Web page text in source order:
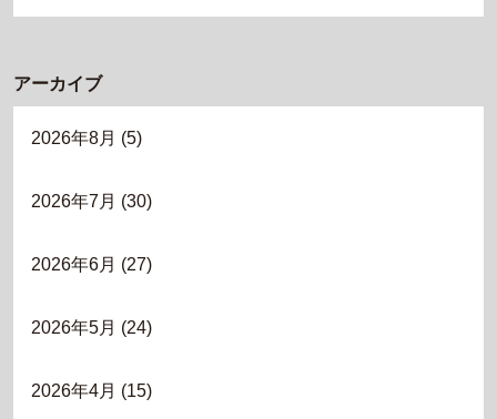
アーカイブ
2026年8月 (5)
2026年7月 (30)
2026年6月 (27)
2026年5月 (24)
2026年4月 (15)